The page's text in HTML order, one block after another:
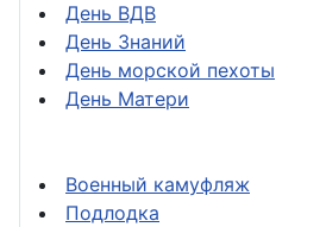
День ВДВ
День Знаний
День морской пехоты
День Матери
Военный камуфляж
Подлодка